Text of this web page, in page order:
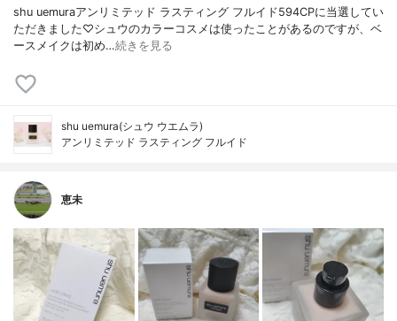
shu uemuraアンリミテッド ラスティング フルイド594CPに当選してい
ただきました♡シュウのカラーコスメは使ったことがあるのですが、ベ
ースメイクは初め…続きを見る
shu uemura(シュウ ウエムラ)
アンリミテッド ラスティング フルイド
恵未